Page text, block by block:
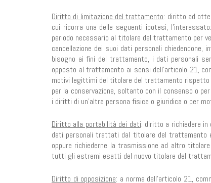
Diritto di limitazione del trattamento: diritto ad
cui ricorra una delle seguenti ipotesi,
periodo necessario al titolare del trattamento per
cancellazione dei suoi dati personali
bisogno ai fini del trattamento, i dati personali
opposto al trattamento ai sensi dell’articolo 21,
motivi legittimi del titolare del trattamento
per la conservazione, soltanto con il consenso o
i diritti di un’altra persona fisica o giuridica o per
Diritto alla portabilità dei dati: diritto a richiedere in
dati personali trattati dal titolare del trattamento
oppure richiederne la trasmissione ad altro
tutti gli estremi esatti del nuovo titolare del
Diritto di opposizione: a norma dell’articolo 21,